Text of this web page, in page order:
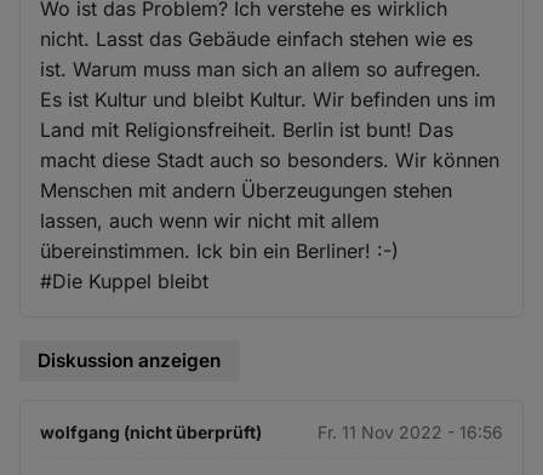
Wo ist das Problem? Ich verstehe es wirklich
nicht. Lasst das Gebäude einfach stehen wie es
ist. Warum muss man sich an allem so aufregen.
Es ist Kultur und bleibt Kultur. Wir befinden uns im
Land mit Religionsfreiheit. Berlin ist bunt! Das
macht diese Stadt auch so besonders. Wir können
Menschen mit andern Überzeugungen stehen
lassen, auch wenn wir nicht mit allem
übereinstimmen. Ick bin ein Berliner! :-)
#Die Kuppel bleibt
Diskussion anzeigen
wolfgang (nicht überprüft) Fr. 11 Nov 2022 - 16:56